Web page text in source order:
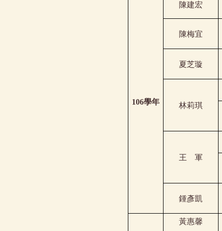
106學年
陳建宏
陳梅宜
夏芝璇
林莉琪
王 軍
鍾彥凱
黃惠馨